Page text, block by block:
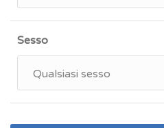
Sesso